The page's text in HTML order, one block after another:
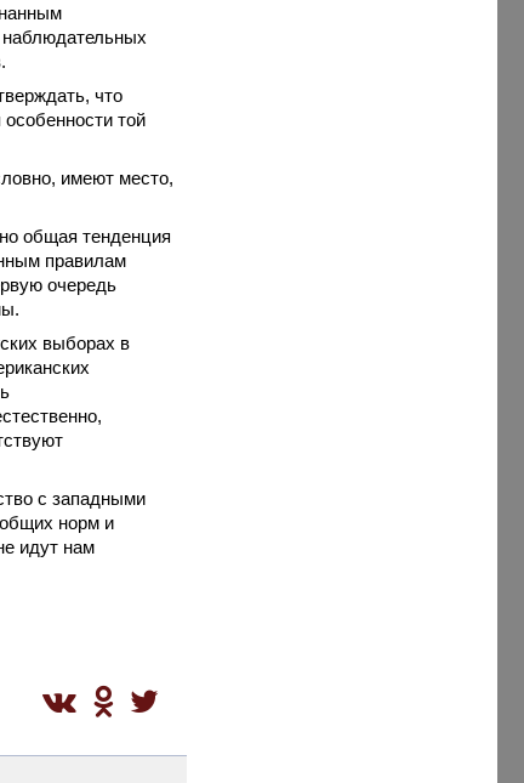
что
той
имеют место,
общая тенденция
правилам
очередь
выборах в
с западными
норм и
идут нам